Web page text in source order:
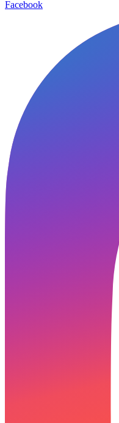
Facebook